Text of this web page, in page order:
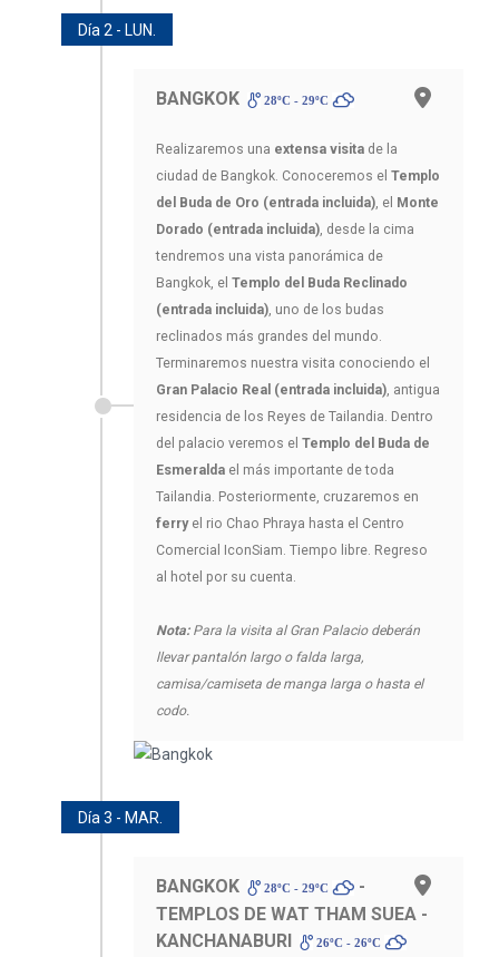
Día 2 - LUN.
BANGKOK 28ºC - 29ºC
Realizaremos una extensa visita de la
ciudad de Bangkok. Conoceremos el Templo
del Buda de Oro (entrada incluida), el Monte
Dorado (entrada incluida), desde la cima
tendremos una vista panorámica de
Bangkok, el Templo del Buda Reclinado
(entrada incluida), uno de los budas
reclinados más grandes del mundo.
Terminaremos nuestra visita conociendo el
Gran Palacio Real (entrada incluida), antigua
residencia de los Reyes de Tailandia. Dentro
del palacio veremos el Templo del Buda de
Esmeralda el más importante de toda
Tailandia. Posteriormente, cruzaremos en
ferryel rio Chao Phraya hasta el Centro
Comercial IconSiam. Tiempo libre. Regreso
al hotel por su cuenta.
Nota:Para la visita al Gran Palacio deberán
llevar pantalón largo o falda larga,
camisa/camiseta de manga larga o hasta el
codo.
Día 3 - MAR.
BANGKOK 28ºC - 29ºC
-
TEMPLOS DE WAT THAM SUEA -
KANCHANABURI
26ºC - 26ºC